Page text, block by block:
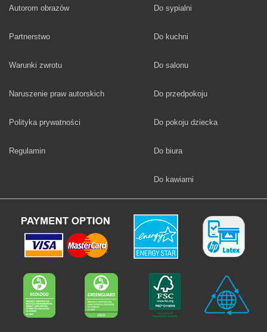
Autorom obrazów
Partnerstwo
Warunki zwrotu
Naruszenie praw autorskich
Polityka prywatności
Regulamin
Fototapety
Do sypialni
Fototapety
Do kuchni
Fototapety
Do salonu
Fototapety
Do przedpokoju
Fototapety
Do pokoju dziecka
Fototapety
Do biura
Fototapety
Do kawiarni